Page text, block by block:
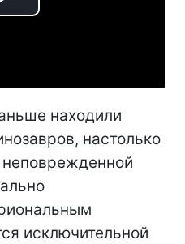
Play
находили
настолько
исключительной